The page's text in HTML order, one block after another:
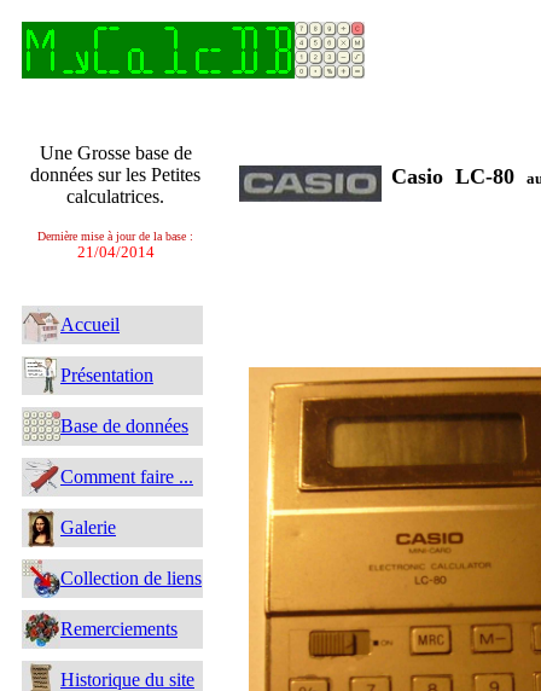
Une Grosse base de
données sur les Petites
calculatrices.
Dernière mise à jour de la base :
21/04/2014
Accueil
Présentation
Base de données
Comment faire ...
Galerie
Collection de liens
Remerciements
Historique du site
Casio LC-80